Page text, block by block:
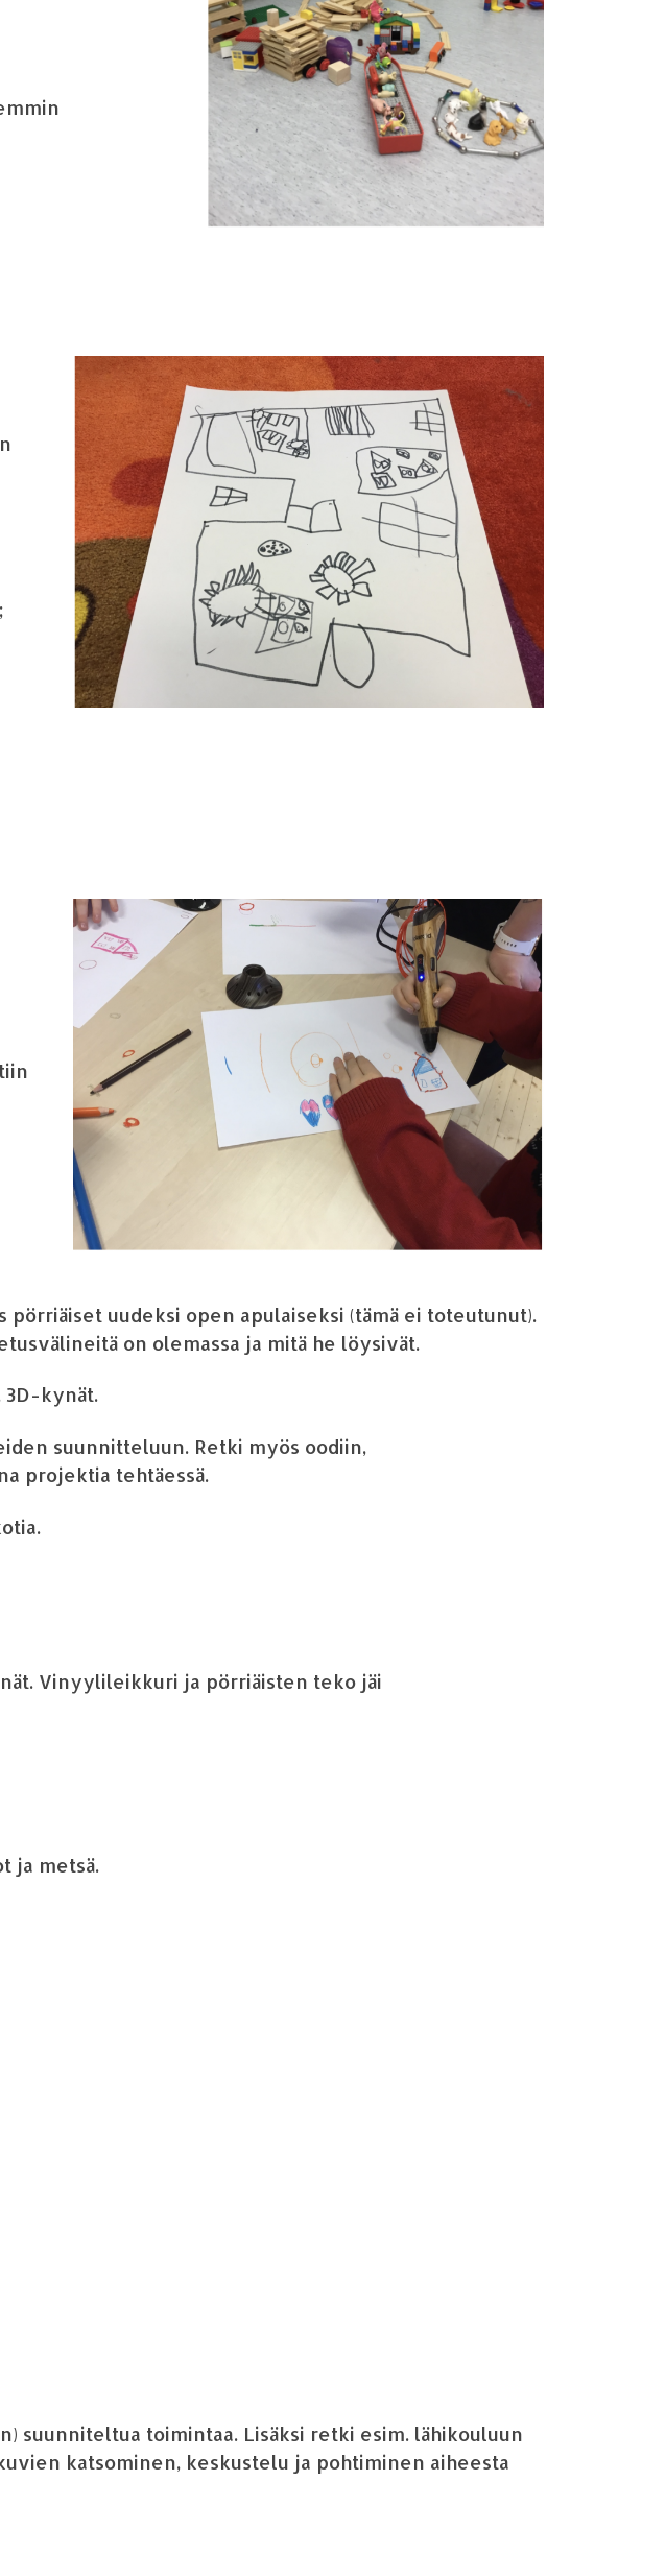
s pörriäiset uudeksi open apulaiseksi (tämä ei toteutunut).
älineitä on olemassa ja mitä he löysivät.
3D-kynät.
suunnitteluun. Retki myös oodiin,
projektia tehtäessä.
ät. Vinyylileikkuri ja pörriäisten teko jäi
ja metsä.
n) suunniteltua toimintaa. Lisäksi retki esim. lähikouluun
katsominen, keskustelu ja pohtiminen aiheesta